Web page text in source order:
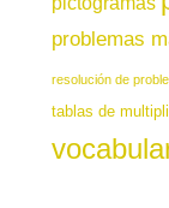
problemas
resolución de
tablas de